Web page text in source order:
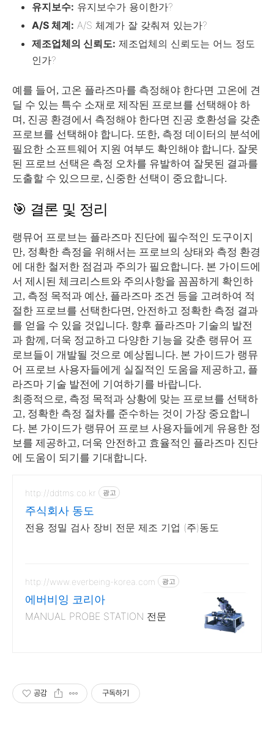
유지보수: 유지보수가 용이한가?
A/S 체계: A/S 체계가 잘 갖춰져 있는가?
제조업체의 신뢰도: 제조업체의 신뢰도는 어느 정도
인가?
예를 들어, 고온 플라즈마를 측정해야 한다면 고온에 견
딜 수 있는 특수 소재로 제작된 프로브를 선택해야 하
며, 진공 환경에서 측정해야 한다면 진공 호환성을 갖춘
프로브를 선택해야 합니다. 또한, 측정 데이터의 분석에
필요한 소프트웨어 지원 여부도 확인해야 합니다. 잘못
된 프로브 선택은 측정 오차를 유발하여 잘못된 결과를
도출할 수 있으므로, 신중한 선택이 중요합니다.
🎯 결론 및 정리
랭뮤어 프로브는 플라즈마 진단에 필수적인 도구이지
만, 정확한 측정을 위해서는 프로브의 상태와 측정 환경
에 대한 철저한 점검과 주의가 필요합니다. 본 가이드에
서 제시된 체크리스트와 주의사항을 꼼꼼하게 확인하
고, 측정 목적과 예산, 플라즈마 조건 등을 고려하여 적
절한 프로브를 선택한다면, 안전하고 정확한 측정 결과
를 얻을 수 있을 것입니다. 향후 플라즈마 기술의 발전
과 함께, 더욱 정교하고 다양한 기능을 갖춘 랭뮤어 프
로브들이 개발될 것으로 예상됩니다. 본 가이드가 랭뮤
어 프로브 사용자들에게 실질적인 도움을 제공하고, 플
라즈마 기술 발전에 기여하기를 바랍니다.
최종적으로, 측정 목적과 상황에 맞는 프로브를 선택하
고, 정확한 측정 절차를 준수하는 것이 가장 중요합니
다. 본 가이드가 랭뮤어 프로브 사용자들에게 유용한 정
보를 제공하고, 더욱 안전하고 효율적인 플라즈마 진단
에 도움이 되기를 기대합니다.
http://ddtms.co.kr 광고
주식회사 동도
전용 정밀 검사 장비 전문 제조 기업 (주)동도
http://www.everbeing-korea.com 광고
에버비잉 코리아
MANUAL PROBE STATION 전문
공감 구독하기